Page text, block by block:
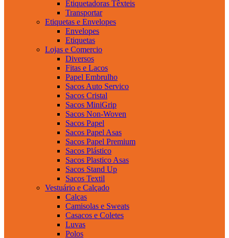
Etiquetadoras Têxteis
Transportar
Etiquetas e Envelopes
Envelopes
Etiquetas
Lojas e Comercio
Diversos
Fitas e Lacos
Papel Embrulho
Sacos Auto Servico
Sacos Cristal
Sacos MiniGrip
Sacos Non-Woven
Sacos Papel
Sacos Papel Asas
Sacos Papel Premium
Sacos Plástico
Sacos Plastico Asas
Sacos Stand Up
Sacos Textil
Vestuário e Calçado
Calças
Camisolas e Sweats
Casacos e Coletes
Luvas
Polos